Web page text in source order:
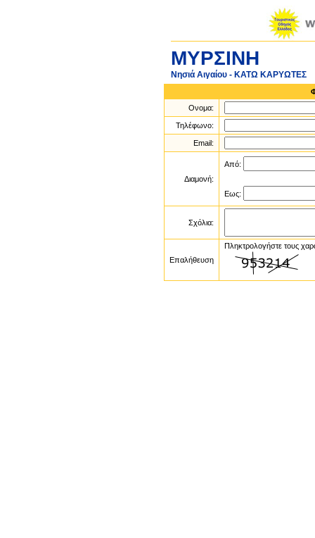
ΜΥΡΣΙΝΗ
Νησιά Αιγαίου - ΚΑΤΩ ΚΑΡΥΩΤΕΣ
Ονομα:
Τηλέφωνο:
Email:
Διαμονή:
Από:
Εως:
Σχόλια:
Επαλήθευση
Πληκτρολογήστε τους